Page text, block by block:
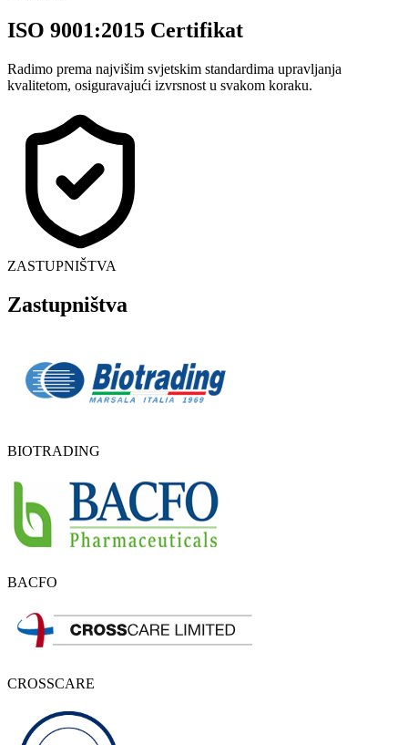
ISO 9001:2015 Certifikat
Radimo prema najvišim svjetskim standardima upravljanja
kvalitetom, osiguravajući izvrsnost u svakom koraku.
ZASTUPNIŠTVA
Zastupništva
BIOTRADING
BACFO
CROSSCARE